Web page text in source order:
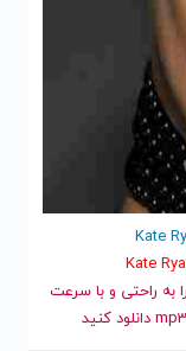
و قدیمی کیت رایان | Kate Ryan را به راحتی و با سرعت